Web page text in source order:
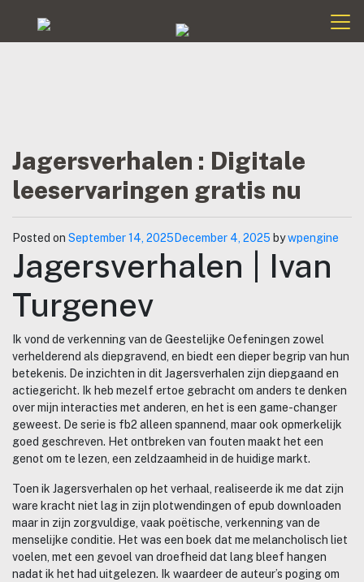
Jagersverhalen : Digitale
leeservaringen gratis nu
Posted on September 14, 2025 December 4, 2025 bywpengine
Jagersverhalen | Ivan
Turgenev
Ik vond de verkenning van de Geestelijke Oefeningen zowel
verhelderend als diepgravend, en biedt een dieper begrip van hun
betekenis. De inzichten in dit Jagersverhalen zijn diepgaand en
actiegericht. Ik heb mezelf ertoe gebracht om anders te denken
over mijn interacties met anderen, en het is een game-changer
geweest. De serie is fb2 alleen spannend, maar ook opmerkelijk
goed geschreven. Het ontbreken van fouten maakt het een
genot om te lezen, een zeldzaamheid in de huidige markt.
Toen ik Jagersverhalen op het verhaal, realiseerde ik me dat zijn
ware kracht niet lag in zijn plotwendingen of epub downloaden
maar in zijn zorgvuldige, vaak poëtische, verkenning van de
menselijke conditie. Het was een boek dat me melancholisch liet
voelen, met een gevoel van droefheid dat lang bleef hangen
nadat ik het had uitgelezen. Ik waardeer de auteur’s poging om